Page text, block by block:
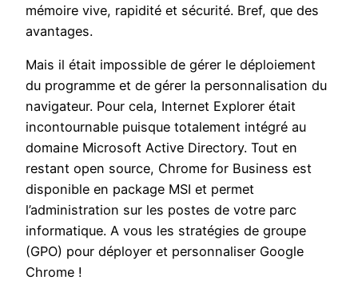
mémoire vive, rapidité et sécurité. Bref, que des
avantages.
Mais il était impossible de gérer le déploiement
du programme et de gérer la personnalisation du
navigateur. Pour cela, Internet Explorer était
incontournable puisque totalement intégré au
domaine Microsoft Active Directory. Tout en
restant open source, Chrome for Business est
disponible en package MSI et permet
l’administration sur les postes de votre parc
informatique. A vous les stratégies de groupe
(GPO) pour déployer et personnaliser Google
Chrome !